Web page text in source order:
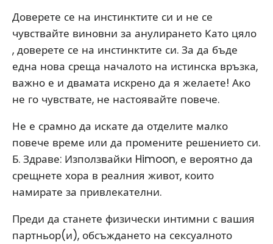
Доверете се на инстинктите си и не се
чувствайте виновни за анулирането Като цяло
, доверете се на инстинктите си. За да бъде
една нова среща началото на истинска връзка,
важно е и двамата искрено да я желаете! Ако
не го чувствате, не настоявайте повече.
Не е срамно да искате да отделите малко
повече време или да промените решението си.
Б. Здраве: Използвайки Himoon, е вероятно да
срещнете хора в реалния живот, които
намирате за привлекателни.
Преди да станете физически интимни с вашия
партньор(и), обсъждането на сексуалното